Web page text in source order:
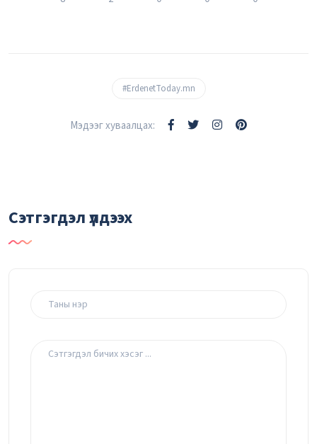
#ErdenetToday.mn
Мэдээг хуваалцах:
Сэтгэгдэл үлдээх